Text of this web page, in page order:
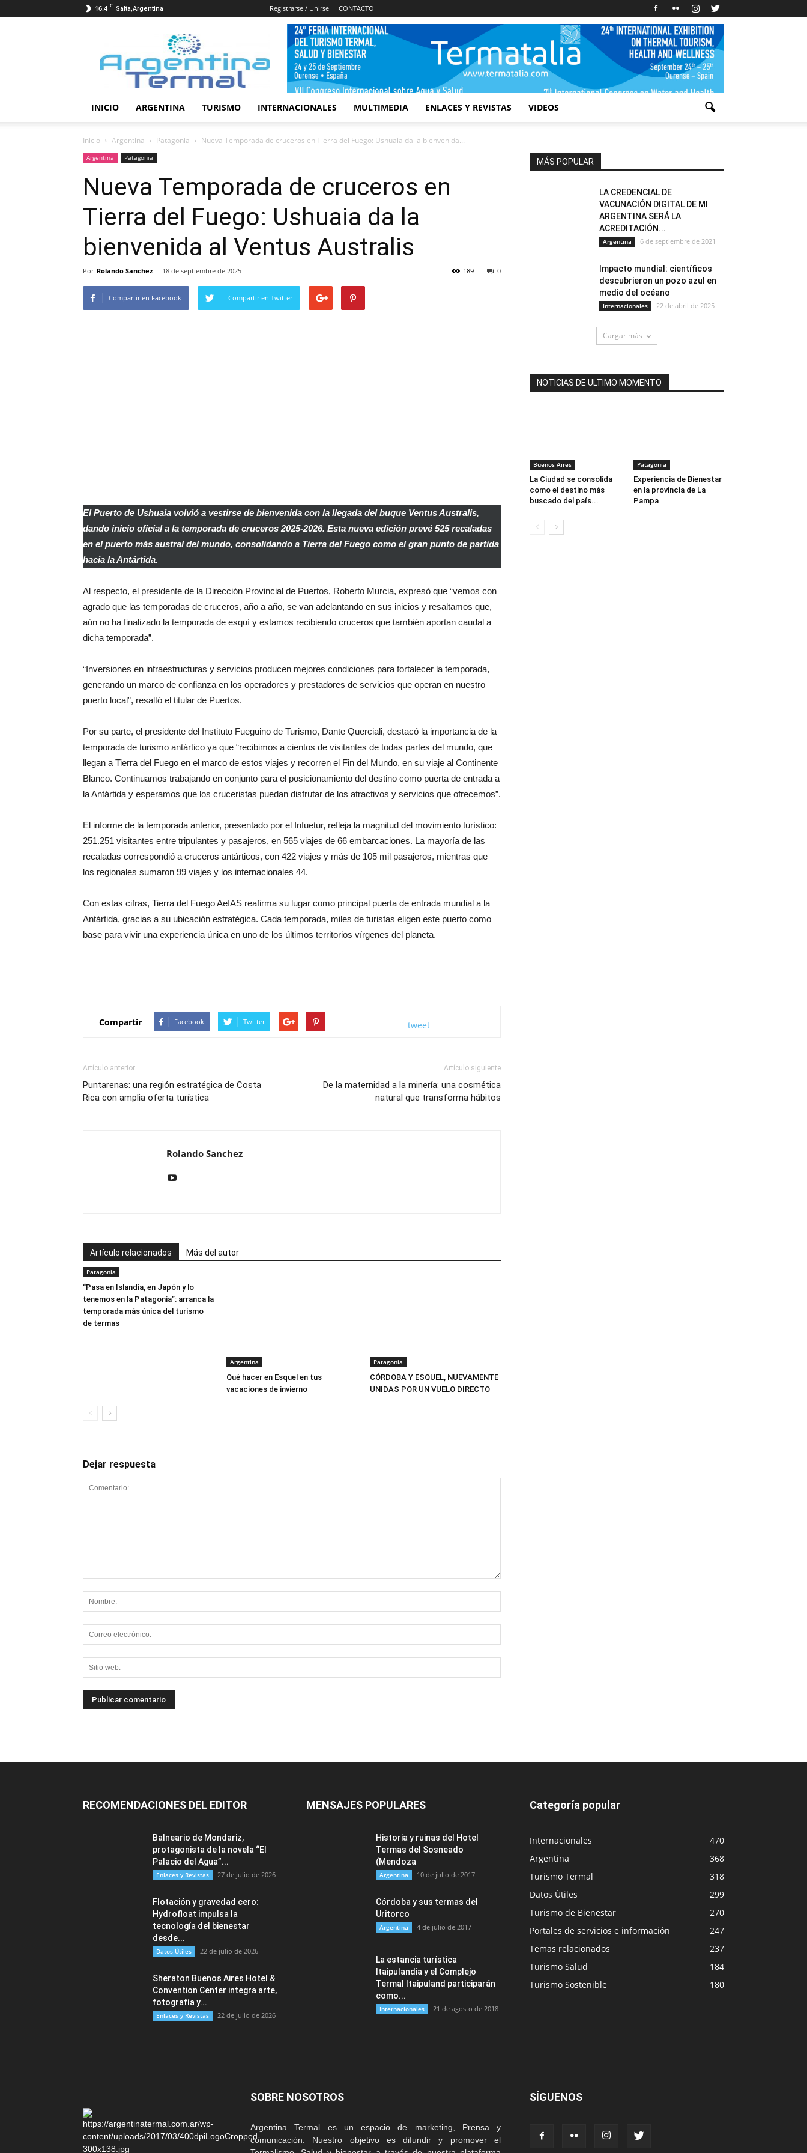
16.4 C Salta,Argentina Registrarse / Unirse CONTACTO
INICIO ARGENTINA TURISMO INTERNACIONALES MULTIMEDIA ENLACES Y REVISTAS VIDEOS
Inicio Argentina Patagonia Nueva Temporada de cruceros en Tierra del Fuego: Ushuaia da la bienvenida...
Argentina Patagonia
Nueva Temporada de cruceros en
Tierra del Fuego: Ushuaia da la
bienvenida al Ventus Australis
Por Rolando Sanchez - 18 de septiembre de 2025 0
189
Compartir en Facebook Compartir en Twitter
El Puerto de Ushuaia volvió a vestirse de bienvenida con la llegada del buque Ventus Australis,
dando inicio oficial a la temporada de cruceros 2025-2026. Esta nueva edición prevé 525 recaladas
en el puerto más austral del mundo, consolidando a Tierra del Fuego como el gran punto de partida
hacia la Antártida.
Al respecto, el presidente de la Dirección Provincial de Puertos, Roberto Murcia, expresó que “vemos con
agrado que las temporadas de cruceros, año a año, se van adelantando en sus inicios y resaltamos que,
aún no ha finalizado la temporada de esquí y estamos recibiendo cruceros que también aportan caudal a
dicha temporada”.
“Inversiones en infraestructuras y servicios producen mejores condiciones para fortalecer la temporada,
generando un marco de confianza en los operadores y prestadores de servicios que operan en nuestro
puerto local”, resaltó el titular de Puertos.
Por su parte, el presidente del Instituto Fueguino de Turismo, Dante Querciali, destacó la importancia de la
temporada de turismo antártico ya que “recibimos a cientos de visitantes de todas partes del mundo, que
llegan a Tierra del Fuego en el marco de estos viajes y recorren el Fin del Mundo, en su viaje al Continente
Blanco. Continuamos trabajando en conjunto para el posicionamiento del destino como puerta de entrada a
la Antártida y esperamos que los cruceristas puedan disfrutar de los atractivos y servicios que ofrecemos”.
El informe de la temporada anterior, presentado por el Infuetur, refleja la magnitud del movimiento turístico:
251.251 visitantes entre tripulantes y pasajeros, en 565 viajes de 66 embarcaciones. La mayoría de las
recaladas correspondió a cruceros antárticos, con 422 viajes y más de 105 mil pasajeros, mientras que
los regionales sumaron 99 viajes y los internacionales 44.
Con estas cifras, Tierra del Fuego AeIAS reafirma su lugar como principal puerta de entrada mundial a la
Antártida, gracias a su ubicación estratégica. Cada temporada, miles de turistas eligen este puerto como
base para vivir una experiencia única en uno de los últimos territorios vírgenes del planeta.
Compartir Facebook Twitter tweet
Artículo anterior
Puntarenas: una región estratégica de Costa
Rica con amplia oferta turística
Artículo siguiente
De la maternidad a la minería: una cosmética
natural que transforma hábitos
Rolando Sanchez
Artículo relacionados Más del autor
Patagonia
“Pasa en Islandia, en Japón y lo
tenemos en la Patagonia”: arranca la
temporada más única del turismo
de termas
Argentina
Qué hacer en Esquel en tus
vacaciones de invierno
Patagonia
CÓRDOBA Y ESQUEL, NUEVAMENTE
UNIDAS POR UN VUELO DIRECTO
Dejar respuesta
MÁS POPULAR
LA CREDENCIAL DE
VACUNACIÓN DIGITAL DE MI
ARGENTINA SERÁ LA
ACREDITACIÓN...
Argentina 6 de septiembre de 2021
Impacto mundial: científicos
descubrieron un pozo azul en
medio del océano
Internacionales 22 de abril de 2025
Cargar más
NOTICIAS DE ULTIMO MOMENTO
Buenos Aires
La Ciudad se consolida
como el destino más
buscado del país...
Patagonia
Experiencia de Bienestar
en la provincia de La
Pampa
RECOMENDACIONES DEL EDITOR
Balneario de Mondariz,
protagonista de la novela “El
Palacio del Agua”...
Enlaces y Revistas 27 de julio de 2026
Flotación y gravedad cero:
Hydrofloat impulsa la
tecnología del bienestar
desde...
Datos Útiles 22 de julio de 2026
Sheraton Buenos Aires Hotel &
Convention Center integra arte,
fotografía y...
Enlaces y Revistas 22 de julio de 2026
MENSAJES POPULARES
Historia y ruinas del Hotel
Termas del Sosneado
(Mendoza
Argentina 10 de julio de 2017
Córdoba y sus termas del
Uritorco
Argentina 4 de julio de 2017
La estancia turística
Itaipulandia y el Complejo
Termal Itaipuland participarán
como...
Internacionales 21 de agosto de 2018
Categoría popular
Internacionales
470
Argentina
368
Turismo Termal
318
Datos Útiles
299
Turismo de Bienestar
270
Portales de servicios e información
247
Temas relacionados
237
Turismo Salud
184
Turismo Sostenible
180
SOBRE NOSOTROS
Argentina Termal es un espacio de marketing, Prensa y
comunicación. Nuestro objetivo es difundir y promover el
SÍGUENOS